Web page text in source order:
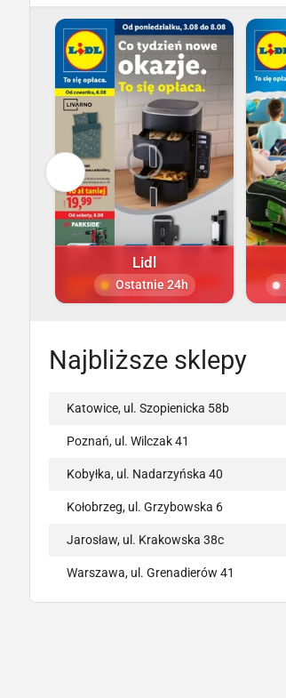
Lidl
Ostatnie 24h
Najbliższe sklepy
Katowice, ul. Szopienicka 58b
Poznań, ul. Wilczak 41
Kobyłka, ul. Nadarzyńska 40
Kołobrzeg, ul. Grzybowska 6
Jarosław, ul. Krakowska 38c
Warszawa, ul. Grenadierów 41